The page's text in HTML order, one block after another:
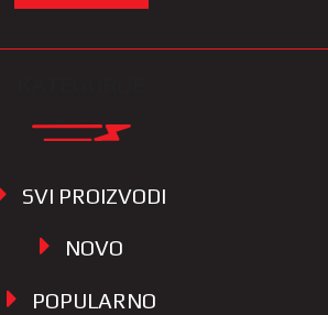
SVI PROIZVODI
NOVO
POPULARNO